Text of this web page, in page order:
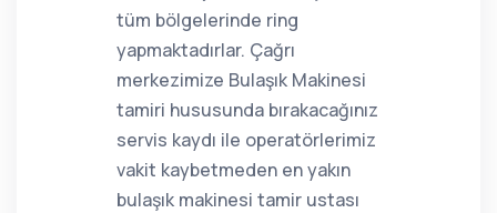
tüm bölgelerinde ring
yapmaktadırlar. Çağrı
merkezimize Bulaşık Makinesi
tamiri hususunda bırakacağınız
servis kaydı ile operatörlerimiz
vakit kaybetmeden en yakın
bulaşık makinesi tamir ustası